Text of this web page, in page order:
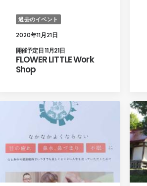
過去のイベント
2020年11月21日
開催予定日 11月21日
FLOWER LITTLE Work
Shop